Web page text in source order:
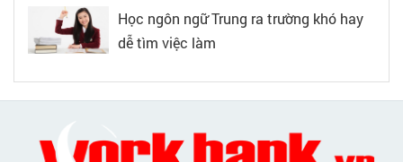
Học ngôn ngữ Trung ra trường khó hay
dễ tìm việc làm